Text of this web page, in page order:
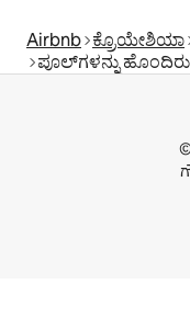
Airbnb ಕ್ರೊಯೇಶಿಯಾ
ಪೂಲ್‍ಗಳನ್ನು